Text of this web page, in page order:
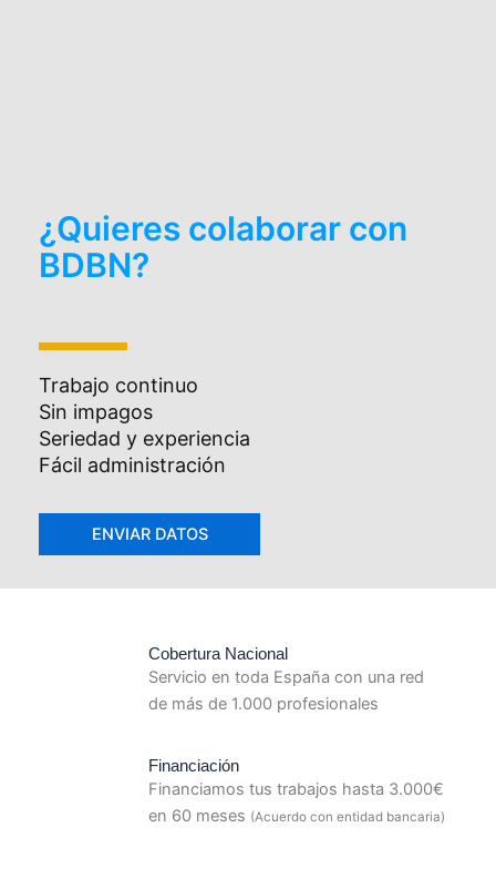
¿Quieres colaborar con
BDBN?
Trabajo continuo
Sin impagos
Seriedad y experiencia
Fácil administración
Cobertura Nacional
Servicio en toda España con una red
de más de 1.000 profesionales
Financiación
Financiamos tus trabajos hasta 3.000€
en 60 meses (Acuerdo con entidad bancaria)